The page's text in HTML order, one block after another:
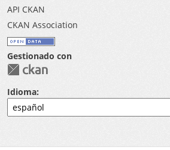
API CKAN
CKAN Association
Gestionado con
Idioma